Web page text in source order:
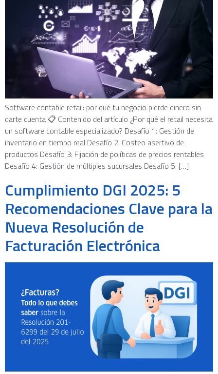
Software contable retail: por qué tu negocio pierde dinero sin
darte cuenta 📋 Contenido del artículo ¿Por qué el retail necesita
un software contable especializado? Desafío 1: Gestión de
inventario en tiempo real Desafío 2: Costeo asertivo de
productos Desafío 3: Fijación de políticas de precios rentables
Desafío 4: Gestión de múltiples sucursales Desafío 5: […]
Cumplimiento DGI 2025: 5
Recomendaciones Clave para la
Nueva Resolución de
Facturación Electrónica